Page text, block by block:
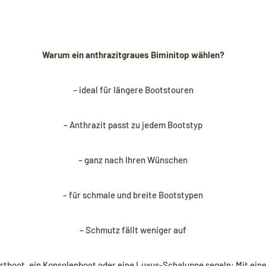
Warum ein anthrazitgraues Biminitop wählen?
– ideal für längere Bootstouren
– Anthrazit passt zu jedem Bootstyp
– ganz nach Ihren Wünschen
– für schmale und breite Bootstypen
– Schmutz fällt weniger auf